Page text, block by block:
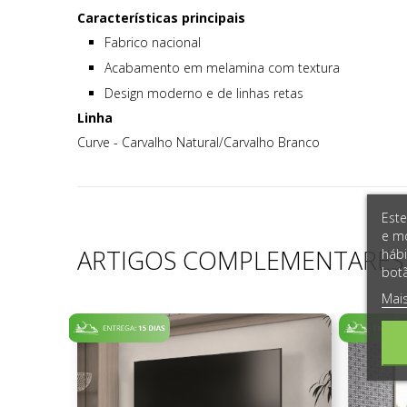
Características principais
Fabrico nacional
Acabamento em melamina com textura
Design moderno e de linhas retas
Linha
Curve - Carvalho Natural/Carvalho Branco
ARTIGOS COMPLEMENTARES
e